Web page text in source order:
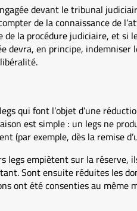
devant le tribunal
de la connaissance de
de la procédure judiciaire, et
devra, en principe,
qui font l’objet d’une
est simple : un legs ne
(par exemple, dès la remise
legs empiètent sur la
Sont ensuite réduites les
ont été consenties au